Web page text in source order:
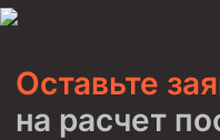
Оставьте
на расчет